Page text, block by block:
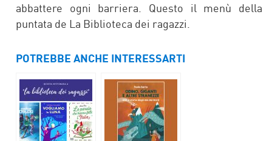
abbattere ogni barriera. Questo il menù della
puntata de La Biblioteca dei ragazzi.
POTREBBE ANCHE INTERESSARTI